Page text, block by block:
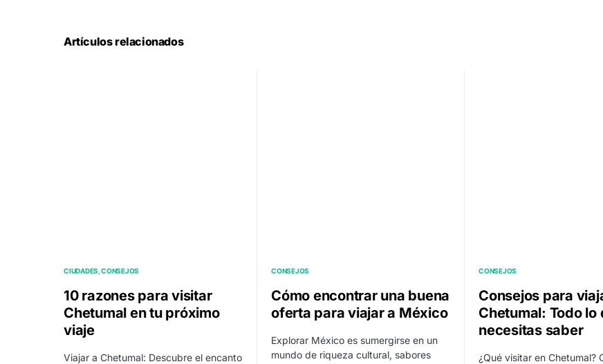
Artículos relacionados
CIUDADES CONSEJOS
10 razones para visitar
Chetumal en tu próximo
viaje
Viajar a Chetumal: Descubre el encanto
CONSEJOS
Cómo encontrar una buena
oferta para viajar a México
Explorar México es sumergirse en un
mundo de riqueza cultural, sabores
CONSEJOS
Consejos para
Chetumal: Todo lo
necesitas saber
¿Qué visitar en Chetumal?